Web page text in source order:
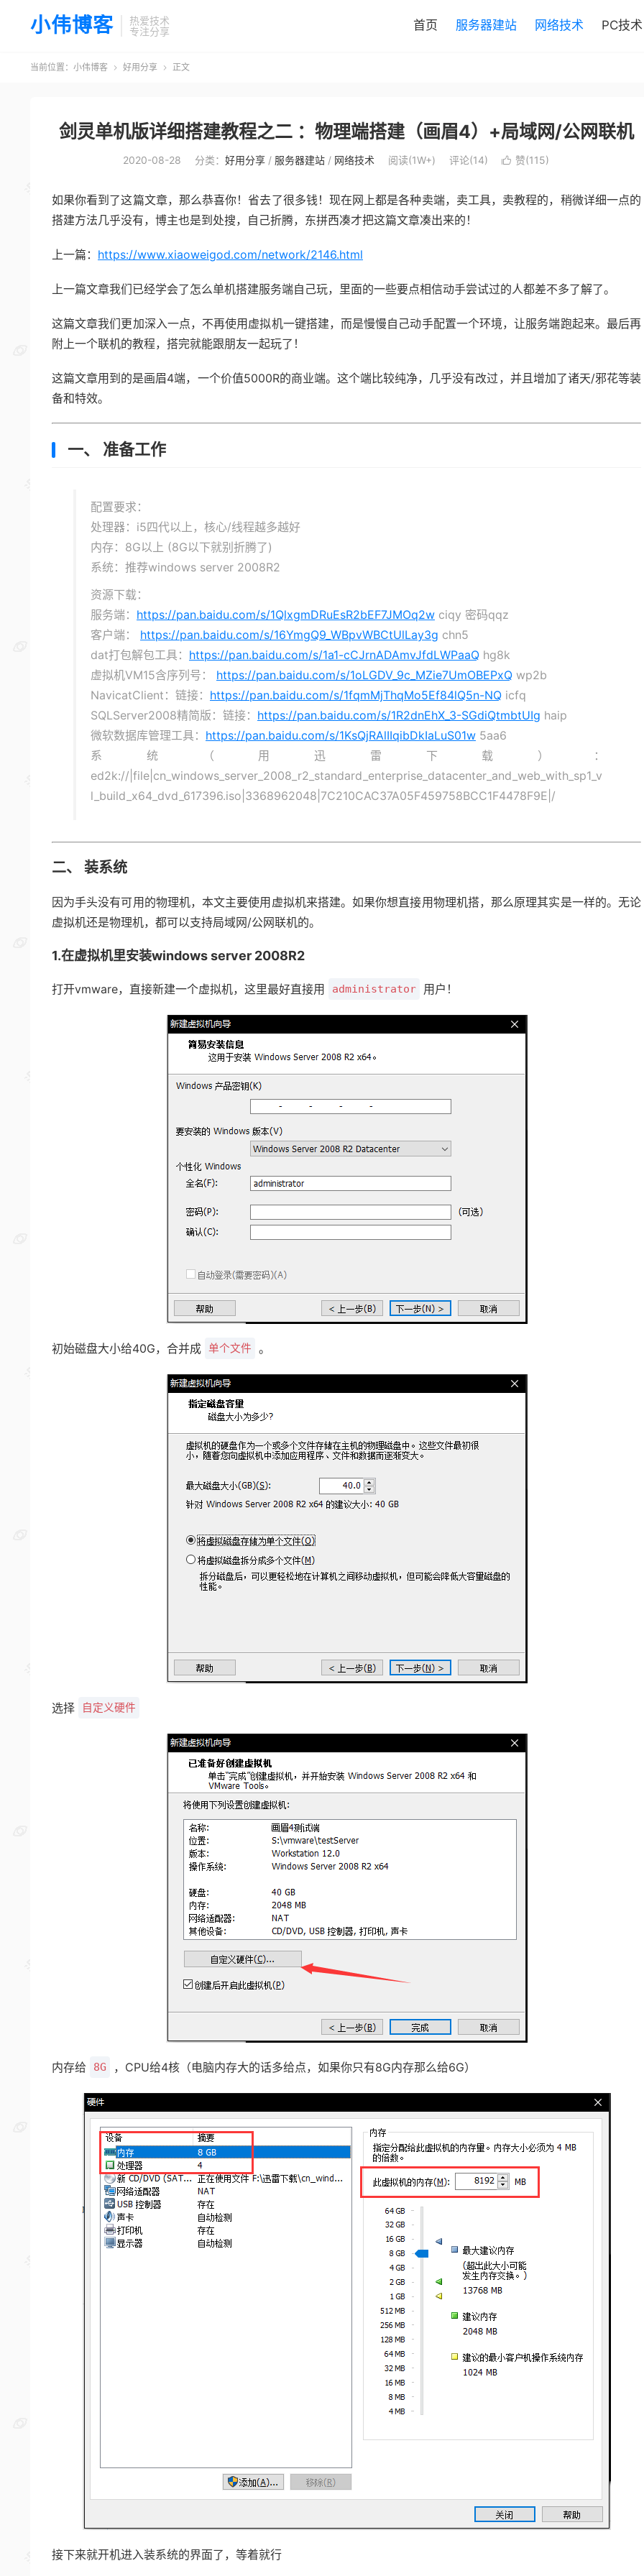
小伟博客
热爱技术
专注分享
首页 服务器建站 网络技术 PC技术
当前位置： 小伟博客  好用分享  正文
剑灵单机版详细搭建教程之二 ：物理端搭建（画眉4）+局域网/公网联机
2020-08-28 分类： 好用分享/ 服务器建站/ 网络技术 阅读(1W+) 评论(14)  赞(115)
如果你看到了这篇文章，那么恭喜你！省去了很多钱！现在网上都是各种卖端，卖工具，卖教程的，稍微详细一点的
搭建方法几乎没有，博主也是到处搜，自己折腾，东拼西凑才把这篇文章凑出来的！
上一篇： https://www.xiaoweigod.com/network/2146.html
上一篇文章我们已经学会了怎么单机搭建服务端自己玩，里面的一些要点相信动手尝试过的人都差不多了解了。
这篇文章我们更加深入一点，不再使用虚拟机一键搭建，而是慢慢自己动手配置一个环境，让服务端跑起来。最后再
附上一个联机的教程，搭完就能跟朋友一起玩了！
这篇文章用到的是画眉4端，一个价值5000R的商业端。这个端比较纯净，几乎没有改过，并且增加了诸天/邪花等装
备和特效。
一、 准备工作
配置要求：
处理器：i5四代以上，核心/线程越多越好
内存：8G以上 (8G以下就别折腾了)
系统：推荐windows server 2008R2
资源下载：
服务端： https://pan.baidu.com/s/1QlxgmDRuEsR2bEF7JMOq2w ciqy 密码qqz
客户端： https://pan.baidu.com/s/16YmgQ9_WBpvWBCtUlLay3g chn5
dat打包解包工具： https://pan.baidu.com/s/1a1-cCJrnADAmvJfdLWPaaQ hg8k
虚拟机VM15含序列号： https://pan.baidu.com/s/1oLGDV_9c_MZie7UmOBEPxQ wp2b
NavicatClient：链接： https://pan.baidu.com/s/1fqmMjThqMo5Ef84lQ5n-NQ icfq
SQLServer2008精简版：链接： https://pan.baidu.com/s/1R2dnEhX_3-SGdiQtmbtUIg haip
微软数据库管理工具： https://pan.baidu.com/s/1KsQjRAlIIqibDkIaLuS01w 5aa6
系统（用迅雷下载）：
ed2k://|file|cn_windows_server_2008_r2_standard_enterprise_datacenter_and_web_with_sp1_v
l_build_x64_dvd_617396.iso|3368962048|7C210CAC37A05F459758BCC1F4478F9E|/
二、 装系统
因为手头没有可用的物理机，本文主要使用虚拟机来搭建。如果你想直接用物理机搭，那么原理其实是一样的。无论
虚拟机还是物理机，都可以支持局域网/公网联机的。
1.在虚拟机里安装windows server 2008R2
打开vmware，直接新建一个虚拟机，这里最好直接用 administrator 用户！
初始磁盘大小给40G，合并成 单个文件 。
选择 自定义硬件
内存给 8G ，CPU给4核（电脑内存大的话多给点，如果你只有8G内存那么给6G）
接下来就开机进入装系统的界面了，等着就行